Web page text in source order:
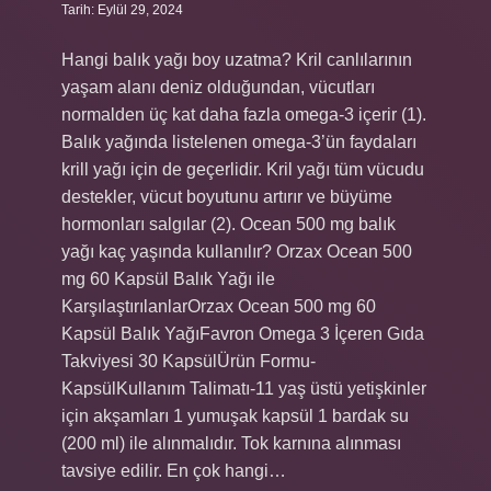
Tarih: Eylül 29, 2024
Hangi balık yağı boy uzatma? Kril canlılarının
yaşam alanı deniz olduğundan, vücutları
normalden üç kat daha fazla omega-3 içerir (1).
Balık yağında listelenen omega-3’ün faydaları
krill yağı için de geçerlidir. Kril yağı tüm vücudu
destekler, vücut boyutunu artırır ve büyüme
hormonları salgılar (2). Ocean 500 mg balık
yağı kaç yaşında kullanılır? Orzax Ocean 500
mg 60 Kapsül Balık Yağı ile
KarşılaştırılanlarOrzax Ocean 500 mg 60
Kapsül Balık YağıFavron Omega 3 İçeren Gıda
Takviyesi 30 KapsülÜrün Formu-
KapsülKullanım Talimatı-11 yaş üstü yetişkinler
için akşamları 1 yumuşak kapsül 1 bardak su
(200 ml) ile alınmalıdır. Tok karnına alınması
tavsiye edilir. En çok hangi…